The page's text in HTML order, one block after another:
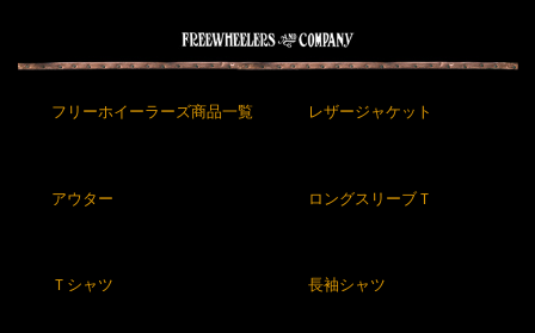
フリーホイーラーズ商品一覧 レザージャケット
アウター ロングスリーブＴ
Ｔシャツ 長袖シャツ